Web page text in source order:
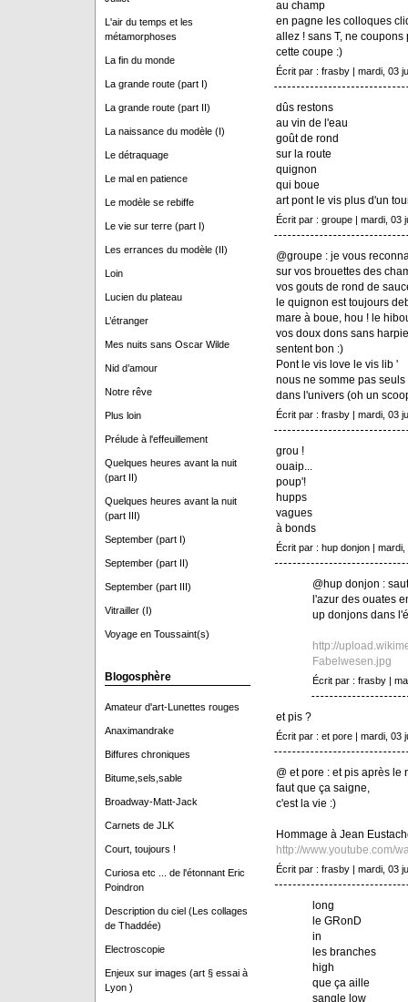
L'air du temps et les
métamorphoses
La fin du monde
La grande route (part I)
La grande route (part II)
La naissance du modèle (I)
Le détraquage
Le mal en patience
Le modèle se rebiffe
Le vie sur terre (part I)
Les errances du modèle (II)
Loin
Lucien du plateau
L’étranger
Mes nuits sans Oscar Wilde
Nid d’amour
Notre rêve
Plus loin
Prélude à l'effeuillement
Quelques heures avant la nuit
(part II)
Quelques heures avant la nuit
(part III)
September (part I)
September (part II)
September (part III)
Vitrailler (I)
Voyage en Toussaint(s)
Blogosphère
Amateur d'art-Lunettes rouges
Anaximandrake
Biffures chroniques
Bitume,sels,sable
Broadway-Matt-Jack
Carnets de JLK
Court, toujours !
Curiosa etc ... de l'étonnant Eric
Poindron
Description du ciel (Les collages
de Thaddée)
Electroscopie
Enjeux sur images (art § essai à
Lyon )
au champ
en pagne les colloques
allez ! sans T, ne coupons
cette coupe :)
Écrit par : frasby | mardi, 03
dûs restons
au vin de l'eau
goût de rond
sur la route
quignon
qui boue
art pont le vis plus d'un
Écrit par : groupe | mardi, 03
@groupe : je vous
sur vos brouettes des
vos gouts de rond de
le quignon est toujours
mare à boue, hou ! le
vos doux dons sans
sentent bon :)
Pont le vis love le vis lib '
nous ne somme pas seuls
dans l'univers (oh un
Écrit par : frasby | mardi, 03
grou !
ouaip...
poup'!
hupps
vagues
à bonds
Écrit par : hup donjon | mardi,
@hup donjon :
l'azur des ouates
up donjons dans
http://
Fabelwesen.jpg
Écrit par : frasby |
et pis ?
Écrit par : et pore | mardi, 03
@ et pore : et pis après le
faut que ça saigne,
c'est la vie :)
Hommage à Jean
http://www.youtube.com/
Écrit par : frasby | mardi, 03
long
le GRonD
in
les branches
high
que ça aille
sangle low